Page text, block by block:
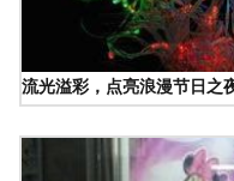
流光溢彩，点亮浪漫节日